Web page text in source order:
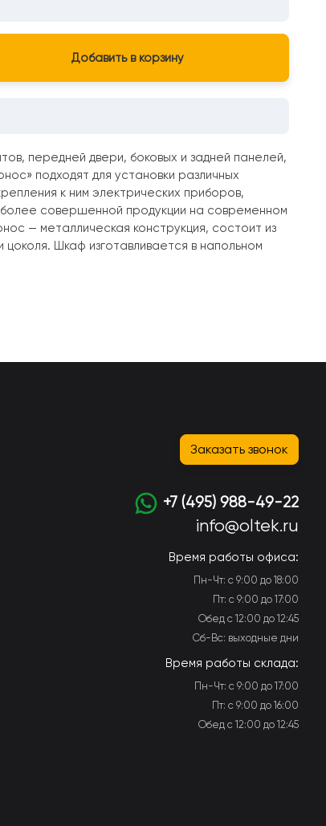
Добавить в корзину
передней двери, боковых и задней панелей,
подходят для установки различных
к ним электрических приборов,
совершенной продукции на современном
— металлическая конструкция, состоит из
Шкаф изготавливается в напольном
Заказать звонок
+7 (495) 988-49-22
info@oltek.ru
Время работы офиса:
Пн-Чт: с 9:00 до 18:00
Пт: с 9:00 до 17:00
Обед с 12:00 до 12:45
Сб-Вс: выходные дни
Время работы склада:
Пн-Чт: с 9:00 до 17:00
Пт: с 9:00 до 16:00
Обед с 12:00 до 12:45